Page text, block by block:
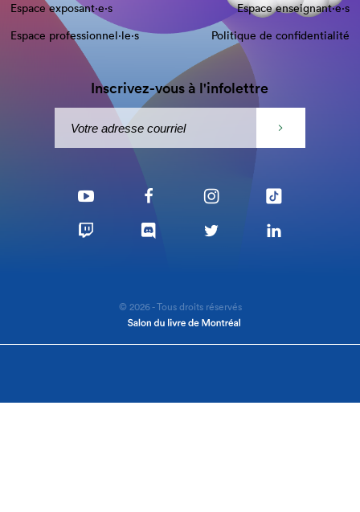
Espace exposant·e⋅s
Espace enseignant·e⋅s
Espace professionnel·le⋅s
Politique de confidentialité
Inscrivez-vous à l'infolettre
© 2026 - Tous droits réservés